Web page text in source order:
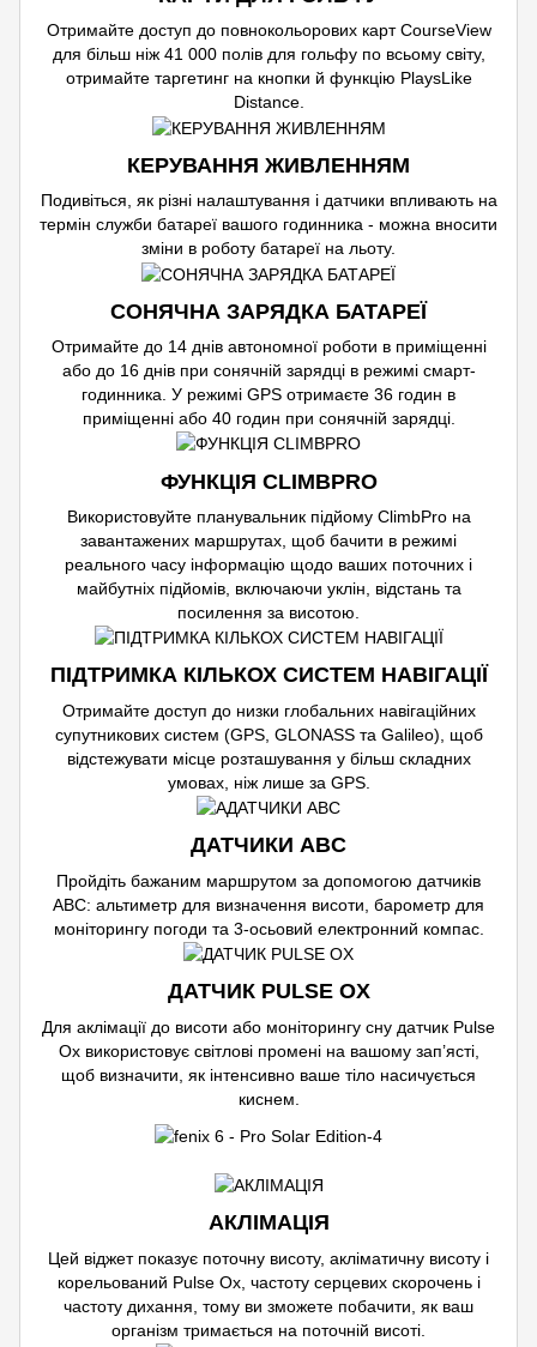
Отримайте доступ до повнокольорових карт CourseView
для більш ніж 41 000 полів для гольфу по всьому світу,
отримайте таргетинг на кнопки й функцію PlaysLike
Distance.
КЕРУВАННЯ ЖИВЛЕННЯМ
Подивіться, як різні налаштування і датчики впливають на
термін служби батареї вашого годинника - можна вносити
зміни в роботу батареї на льоту.
СОНЯЧНА ЗАРЯДКА БАТАРЕЇ
Отримайте до 14 днів автономної роботи в приміщенні
або до 16 днів при сонячній зарядці в режимі смарт-
годинника. У режимі GPS отримаєте 36 годин в
приміщенні або 40 годин при сонячній зарядці.
ФУНКЦІЯ CLIMBPRO
Використовуйте планувальник підйому ClimbPro на
завантажених маршрутах, щоб бачити в режимі
реального часу інформацію щодо ваших поточних і
майбутніх підйомів, включаючи уклін, відстань та
посилення за висотою.
ПІДТРИМКА КІЛЬКОХ СИСТЕМ НАВІГАЦІЇ
Отримайте доступ до низки глобальних навігаційних
супутникових систем (GPS, GLONASS та Galileo), щоб
відстежувати місце розташування у більш складних
умовах, ніж лише за GPS.
ДАТЧИКИ ABC
Пройдіть бажаним маршрутом за допомогою датчиків
ABC: альтиметр для визначення висоти, барометр для
моніторингу погоди та 3-осьовий електронний компас.
ДАТЧИК PULSE OX
Для аклімації до висоти або моніторингу сну датчик Pulse
Ox використовує світлові промені на вашому зап’ясті,
щоб визначити, як інтенсивно ваше тіло насичується
киснем.
АКЛІМАЦІЯ
Цей віджет показує поточну висоту, акліматичну висоту і
корельований Pulse Ox, частоту серцевих скорочень і
частоту дихання, тому ви зможете побачити, як ваш
організм тримається на поточній висоті.